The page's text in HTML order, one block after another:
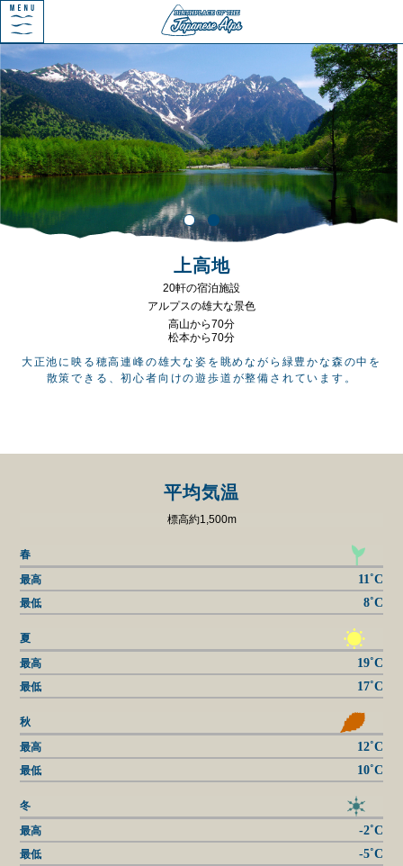
上高地
20軒の宿泊施設
アルプスの雄大な景色
高山から70分
松本から70分
大正池に映る穂高連峰の雄大な姿を眺めながら緑豊かな森の中を
散策できる、初心者向けの遊歩道が整備されています。
平均気温
標高約1,500m
春
最高
11˚C
最低 8˚C
夏
最高
19˚C
最低 17˚C
秋
最高
12˚C
最低 10˚C
冬
最高
-2˚C
最低 -5˚C